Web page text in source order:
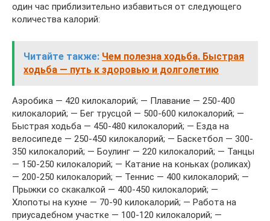
один час приблизительно избавиться от следующего
количества калорий:
Читайте также: Чем полезна ходьба. Быстрая
ходьба — путь к здоровью и долголетию
Аэробика — 420 килокалорий; — Плавание — 250-400
килокалорий; — Бег трусцой — 500-600 килокалорий; —
Быстрая ходьба — 450-480 килокалорий; — Езда на
велосипеде — 250-450 килокалорий; — Баскетбол — 300-
350 килокалорий; — Боулинг — 220 килокалорий; — Танцы
— 150-250 килокалорий; — Катание на коньках (роликах)
— 200-250 килокалорий; — Теннис — 400 килокалорий; —
Прыжки со скакалкой — 400-450 килокалорий; —
Хлопоты на кухне — 70-90 килокалорий; — Работа на
приусадебном участке — 100-120 килокалорий; —